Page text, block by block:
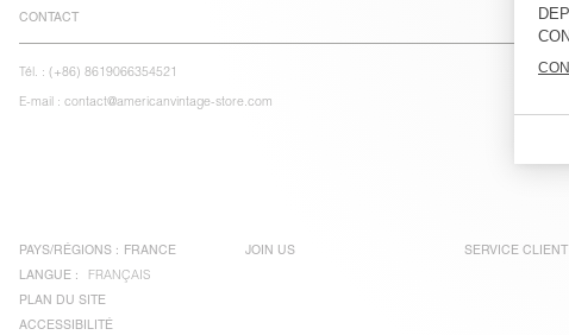
CONTACT
Tél. : (+86) 8619066354521
E-mail : contact@americanvintage-store.com
PAYS/RÉGIONS : FRANCE
LANGUE :
FRANÇAIS
PLAN DU SITE
ACCESSIBILITÉ
JOIN US SERVICE CLIENT